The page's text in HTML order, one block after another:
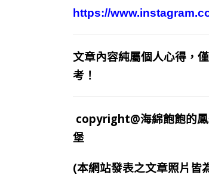
https://
文章內容純屬個人心得，
考！
copyright@海綿飽飽的
堡
(本網站發表之文章照片皆